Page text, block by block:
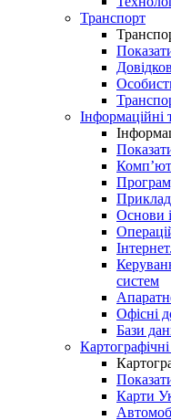
Транспорт
Інформаційні
Основи
систем
Офісні
Бази
Карти